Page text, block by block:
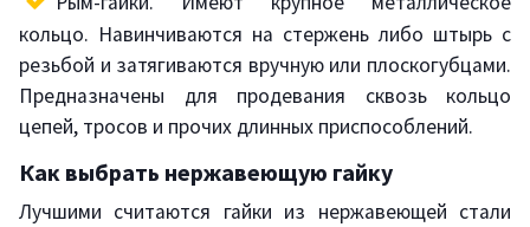
кольцо. Навинчиваются на стержень либо штырь с
резьбой и затягиваются вручную или плоскогубцами.
Предназначены для продевания сквозь кольцо
цепей, тросов и прочих длинных приспособлений.
Как выбрать нержавеющую гайку
Лучшими считаются гайки из нержавеющей стали